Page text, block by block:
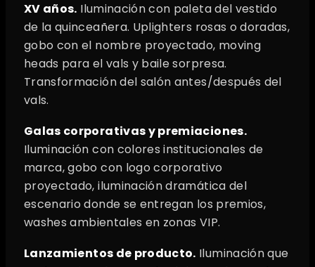
XV años. Iluminación con paleta del vestido
de la quinceañera. Uplighters rosas o doradas,
gobo con el nombre proyectado, moving
heads para el vals y baile sorpresa.
Transformación del salón antes/después del
vals.
Galas corporativas y premiaciones.
Iluminación con colores institucionales de
marca, gobo con logo corporativo
proyectado, iluminación dramática del
escenario donde se entregan los premios,
washes ambientales en zonas VIP.
Lanzamientos de producto. Iluminación que